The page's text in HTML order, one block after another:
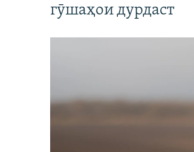
гӯшаҳои дурдаст